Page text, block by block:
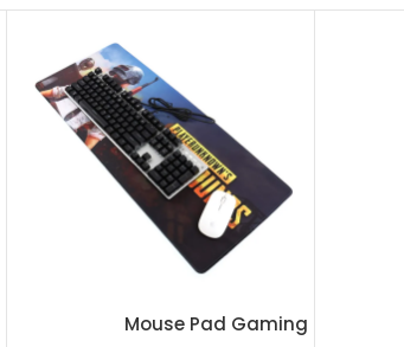
Mouse Pad Gaming